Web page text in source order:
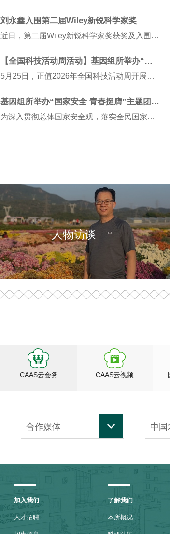
刘永鑫入围第二届Wiley新锐科学家奖
近日，第二届Wiley新锐科学家奖获奖及入围名单正式公布，奖项共遴选出6位获奖者和31位入围奖获得者。中国农业科学院农业基因组研究所刘永鑫研究员凭借在微生物组学领域的突出工作成功入围。 ...
【全国科技活动周活动】基因组所举办“探秘智慧农业，弘扬科学家精神”主题科普活动
5月25日，正值2026年全国科技活动周开展期间，中国农业科学院农业基因组研究所举办以 “奋进‘十五五’科技谱新篇——探秘智慧农业 弘扬科学家精神”为主题的科普活动，大鹏二小师生参加活动。 ...
基因组所举办“国家安全 青春挺膺”主题团日活动
人物访谈
CAAS云会务 CAAS云视频
合作媒体 中国
加入我们
人才招聘
了解我们
本所概况